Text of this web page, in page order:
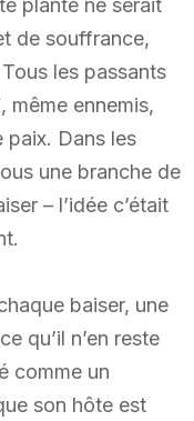
de souffrance,
les passants
même ennemis,
paix. Dans les
une branche de
– l’idée c’était
baiser, une
qu’il n’en reste
comme un
son hôte est